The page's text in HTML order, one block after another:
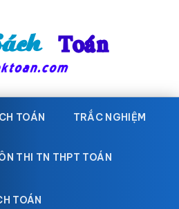
TOÁN TRẮC NGHIỆM
THI TN THPT TOÁN
TOÁN